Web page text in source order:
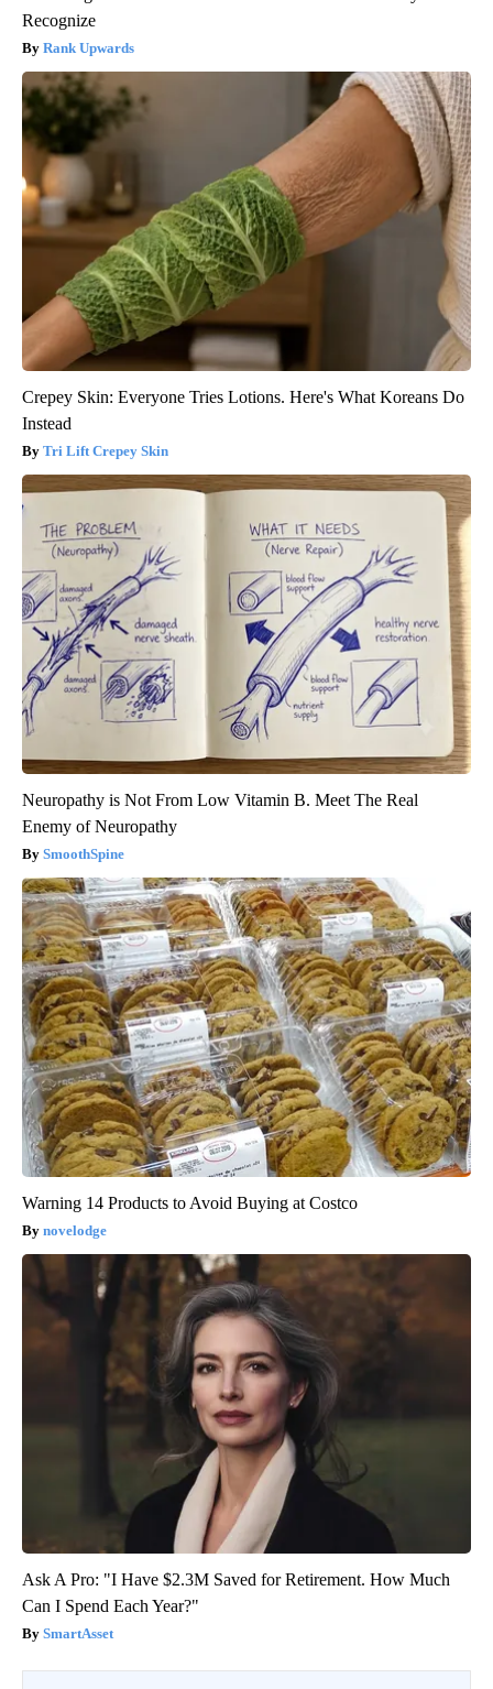
Recognize
Rank Upwards
Crepey Skin: Everyone Tries Lotions. Here's What Koreans Do
Instead
Tri Lift Crepey Skin
Neuropathy is Not From Low Vitamin B. Meet The Real
Enemy of Neuropathy
SmoothSpine
Warning 14 Products to Avoid Buying at Costco
novelodge
Ask A Pro: "I Have $2.3M Saved for Retirement. How Much
Can I Spend Each Year?"
SmartAsset